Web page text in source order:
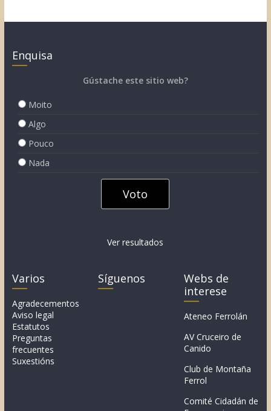
Enquisa
Gústache este sitio web?
Moito
Algo
Pouco
Nada
Ver resultados
Varios
Agradecementos
Aviso legal
Estatutos
Preguntas
frecuentes
Suxestións
Síguenos
Webs de
interese
Ateneo Ferrolán
AV Cruceiro de
Canido
Club de Montaña
Ferrol
Comité Cidadán de